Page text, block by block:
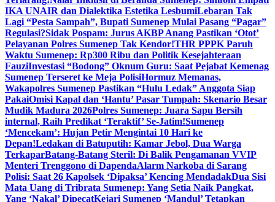
IKA UNAIR dan Dialektika Estetika LesbumiLebaran Tak
Lagi “Pesta Sampah”, Bupati Sumenep Mulai Pasang “Pagar”
Regulasi?Sidak Pospam: Jurus AKBP Anang Pastikan ‘Otot’
Pelayanan Polres Sumenep Tak Kendor!THR PPPK Paruh
Waktu Sumenep: Rp300 Ribu dan Politik Kesejahteraan
FauziInvestasi “Bodong” Oknum Guru: Saat Pejabat Kemenag
Sumenep Terseret ke Meja PolisiHormuz Memanas,
Wakapolres Sumenep Pastikan “Hulu Ledak” Anggota Siap
PakaiOmisi Kapal dan ‘Hantu’ Pasar Tumpah: Skenario Besar
Mudik Madura 2026Polres Sumenep: Juara Sapu Bersih
internal, Raih Predikat ‘Teraktif’ Se-Jatim!Sumenep
‘Mencekam’: Hujan Petir Mengintai 10 Hari ke
Depan!Ledakan di Batuputih: Kamar Jebol, Dua Warga
TerkaparBatang-Batang Steril: Di Balik Pengamanan VVIP
Menteri Trenggono di DapendaAlarm Narkoba di Sarang
Polisi: Saat 26 Kapolsek ‘Dipaksa’ Kencing MendadakDua Sisi
Mata Uang di Tribrata Sumenep: Yang Setia Naik Pangkat,
Yang ‘Nakal’ DipecatKejari Sumenep ‘Mandul’ Tetapkan